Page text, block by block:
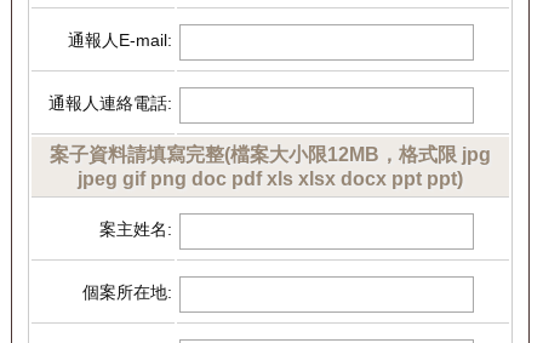
通報人E-mail:
通報人連絡電話:
案子資料請填寫完整(檔案大小限12MB，格式限 jpg
jpeg gif png doc pdf xls xlsx docx ppt ppt)
案主姓名:
個案所在地: